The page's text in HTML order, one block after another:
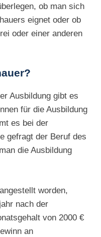
ob man sich
eignet oder ob
oder einer anderen
Ausbildung gibt es
für die Ausbildung
es bei der
gefragt der Beruf des
die Ausbildung
worden,
nach der
von 2000 €
an